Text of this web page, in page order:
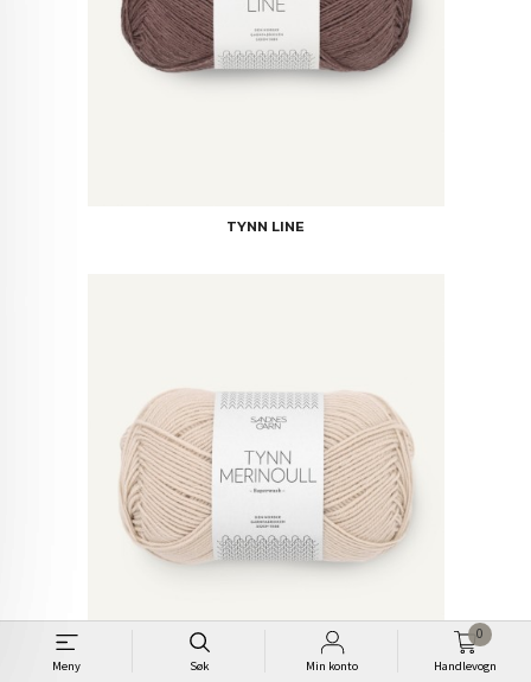
Meny Søk Min konto Handlevogn
0
TYNN LINE